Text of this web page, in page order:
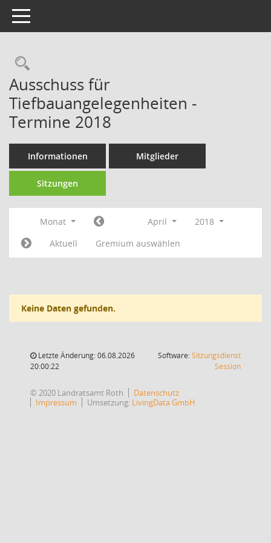
Toggle navigation
Rechercheauswahl
Ausschuss für
Tiefbauangelegenheiten -
Termine 2018
Informationen Mitglieder
Sitzungen
Monat April
2018
Aktuell
Gremium auswählen
Keine Daten gefunden.
Letzte Änderung: 06.08.2026
20:00:22
Software:Sitzungsdienst
Session(Wird in
© 2020 Landratsamt Roth
Datenschutz
Impressum
Umsetzung: LivingData GmbH